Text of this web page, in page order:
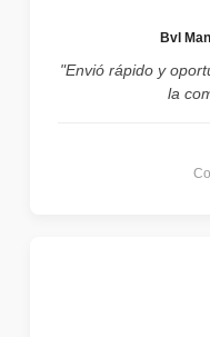
Bvl
"Envió rápido y
la